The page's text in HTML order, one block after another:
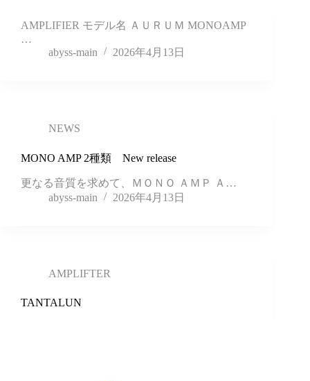
AMPLIFIER モデル名 ＡＵＲＵＭ MONOAMP
…
abyss-main
2026年4月13日
NEWS
MONO AMP 2種類 New release
更なる音質を求めて、ＭＯＮＯ ＡＭＰ Ａ…
abyss-main
2026年4月13日
AMPLIFTER
TANTALUN